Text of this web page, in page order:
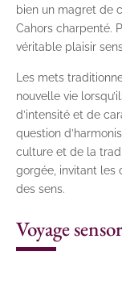
bien un magret de
Cahors charpenté.
véritable plaisir
Les mets
nouvelle vie
d’intensité et de
question
culture et de la
gorgée, invitant les
des sens.
Voyage